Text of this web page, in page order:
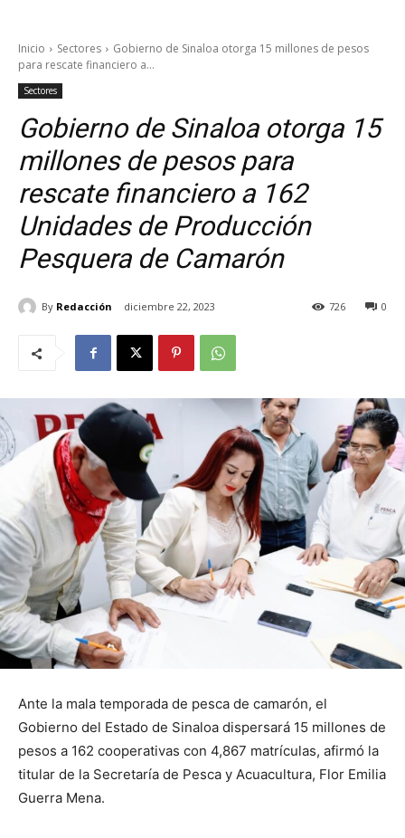
Inicio Sectores
Gobierno de Sinaloa otorga 15 millones de pesos
para rescate financiero a...
Sectores
Gobierno de Sinaloa otorga 15
millones de pesos para
rescate financiero a 162
Unidades de Producción
Pesquera de Camarón
By Redacción diciembre 22, 2023 0
726
Ante la mala temporada de pesca de camarón, el
Gobierno del Estado de Sinaloa dispersará 15 millones de
pesos a 162 cooperativas con 4,867 matrículas, afirmó la
titular de la Secretaría de Pesca y Acuacultura, Flor Emilia
Guerra Mena.